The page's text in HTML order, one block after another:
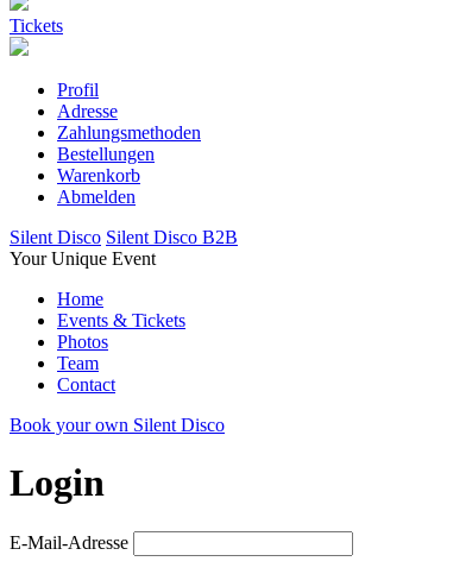
Tickets
Profil
Adresse
Zahlungsmethoden
Bestellungen
Warenkorb
Abmelden
Silent Disco Silent Disco B2B
Your Unique Event
Home
Events & Tickets
Photos
Team
Contact
Book your own Silent Disco
Login
E-Mail-Adresse